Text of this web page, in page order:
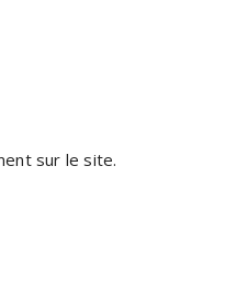
sur le site.